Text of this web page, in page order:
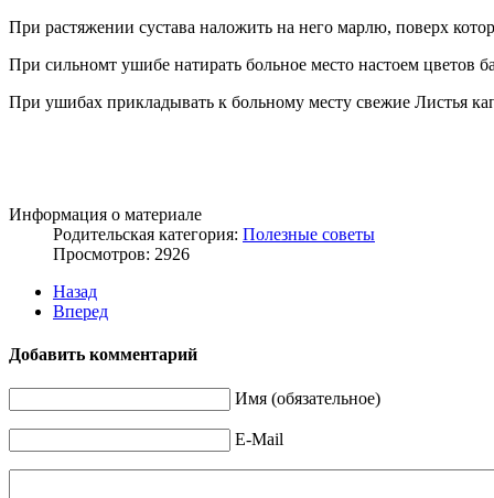
При растяжении сустава наложить на него марлю, поверх
При сильномт ушибе натирать больное место настоем цветов
При ушибах прикладывать к больному месту свежие Листья
Информация о материале
Родительская категория: Полезные советы
Просмотров: 2926
Назад
Вперед
Добавить комментарий
Имя (обязательное)
E-Mail